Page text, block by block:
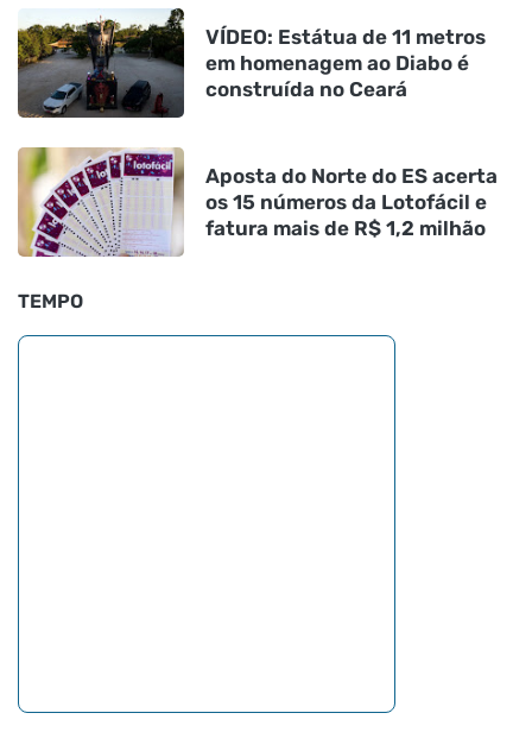
VÍDEO: Estátua de 11 metros
em homenagem ao Diabo é
construída no Ceará
Aposta do Norte do ES acerta
os 15 números da Lotofácil e
fatura mais de R$ 1,2 milhão
TEMPO